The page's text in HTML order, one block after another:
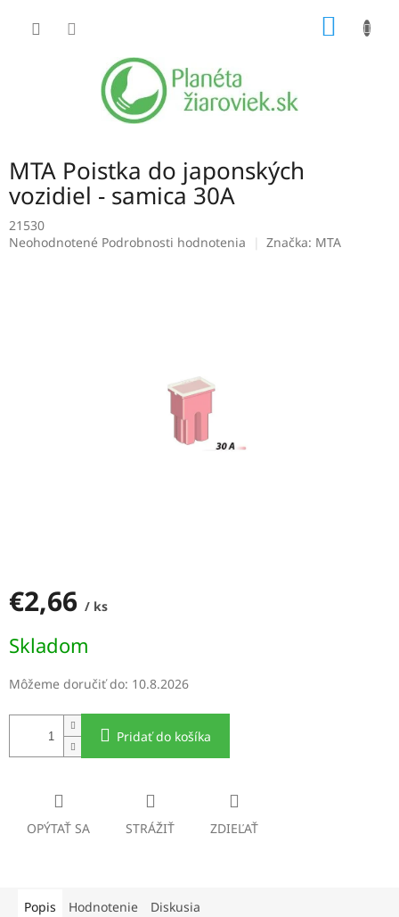
MTA Poistka do japonských
vozidiel - samica 30A
21530
Priemerné
Neohodnotené Podrobnosti hodnotenia Značka: MTA
€2,66 / ks
cena:
Skladom
Môžeme doručiť do: 10.8.2026
Pridať do košíka
OPÝTAŤ SA STRÁŽIŤ ZDIEĽAŤ
Popis Hodnotenie Diskusia